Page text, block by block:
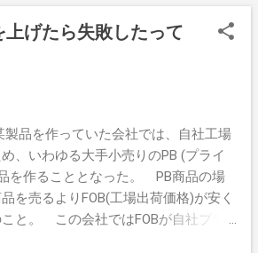
めていますね。 14年間、おいらの臭
げたら失敗したって
製品を作っていた会社では、自社工場
、いわゆる大手小売りのPB (プライ
を作ることとなった。 PB商品の場
を売るよりFOB(工場出荷価格)が安く
と。 この会社ではFOBが自社ブラ